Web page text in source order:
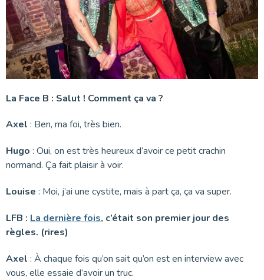
La Face B : Salut ! Comment ça va ?
Axel : Ben, ma foi, très bien.
Hugo : Oui, on est très heureux d’avoir ce petit crachin
normand. Ça fait plaisir à voir.
Louise : Moi, j’ai une cystite, mais à part ça, ça va super.
LFB : La dernière fois, c’était son premier jour des
règles. (rires)
Axel : À chaque fois qu’on sait qu’on est en interview avec
vous, elle essaie d’avoir un truc.